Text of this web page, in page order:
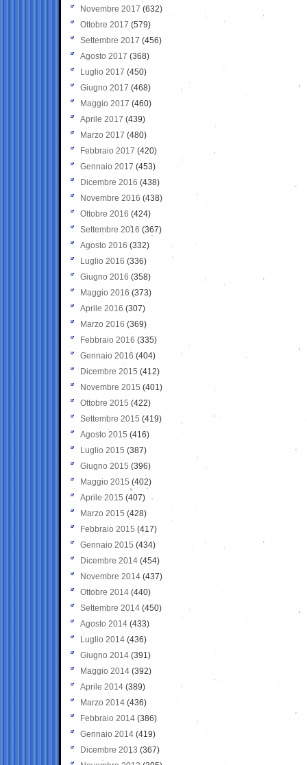
Novembre 2017 (632)
Ottobre 2017 (579)
Settembre 2017 (456)
Agosto 2017 (368)
Luglio 2017 (450)
Giugno 2017 (468)
Maggio 2017 (460)
Aprile 2017 (439)
Marzo 2017 (480)
Febbraio 2017 (420)
Gennaio 2017 (453)
Dicembre 2016 (438)
Novembre 2016 (438)
Ottobre 2016 (424)
Settembre 2016 (367)
Agosto 2016 (332)
Luglio 2016 (336)
Giugno 2016 (358)
Maggio 2016 (373)
Aprile 2016 (307)
Marzo 2016 (369)
Febbraio 2016 (335)
Gennaio 2016 (404)
Dicembre 2015 (412)
Novembre 2015 (401)
Ottobre 2015 (422)
Settembre 2015 (419)
Agosto 2015 (416)
Luglio 2015 (387)
Giugno 2015 (396)
Maggio 2015 (402)
Aprile 2015 (407)
Marzo 2015 (428)
Febbraio 2015 (417)
Gennaio 2015 (434)
Dicembre 2014 (454)
Novembre 2014 (437)
Ottobre 2014 (440)
Settembre 2014 (450)
Agosto 2014 (433)
Luglio 2014 (436)
Giugno 2014 (391)
Maggio 2014 (392)
Aprile 2014 (389)
Marzo 2014 (436)
Febbraio 2014 (386)
Gennaio 2014 (419)
Dicembre 2013 (367)